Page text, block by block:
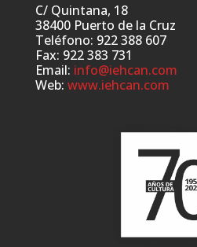
C/ Quintana, 18
38400 Puerto de la Cruz
Teléfono: 922 388 607
Fax: 922 383 731
Email: info@iehcan.com
Web: www.iehcan.com